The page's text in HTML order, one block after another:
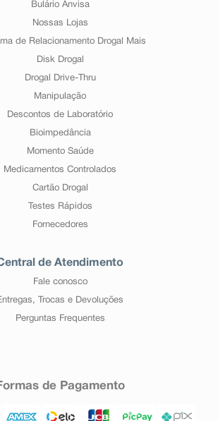
Bulário Anvisa
Nossas Lojas
de Relacionamento Drogal Mais
Disk Drogal
Drogal Drive-Thru
Manipulação
Descontos de Laboratório
Bioimpedância
Momento Saúde
Medicamentos Controlados
Cartão Drogal
Testes Rápidos
Fornecedores
de Atendimento
Fale conosco
Trocas e Devoluções
Perguntas Frequentes
de Pagamento